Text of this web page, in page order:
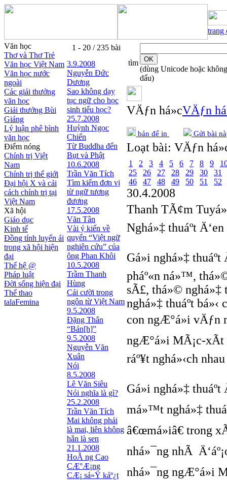
trang
Văn học
Thơ và Thơ Trẻ
Văn học Việt Nam
Văn học nước
ngoài
Các giải thưởng
văn học
Giải thưởng Bùi
Giáng
Lý luận phê bình
văn học
Điểm nóng
Chính trị Việt
Nam
Chính trị thế giới
Đại hội X và cải
cách chính trị tại
Việt Nam
Xã hội
Giáo dục
Kinh tế
Đồng tính luyến ái
trong xã hội hiện
đại
Thế hệ @
Pháp luật
Đời sống hiện đại
Thể thao
talaFemina
1 - 20 / 235 bài
3.9.2008
Nguyễn Ðức
Dương
Sao không dạy
tục ngữ cho học
sinh tiểu học?
25.7.2008
Huỳnh Ngọc
Chiến
Từ Buddha đến
Bụt và Phật
10.6.2008
Trần Văn Tích
Tìm kiếm đơn vị
từ ngữ tương
đương
17.5.2008
Văn Tân
Vài ý kiến về
quyển “Việt ngữ
nghiên cứu” của
ông Phan Khôi
10.5.2008
Trầm Thanh
Hùng
Cái cười trong
ngôn từ Việt Nam
9.5.2008
Đặng Thân
“Bán[h]”
9.5.2008
Nguyễn Văn
Xuân
Nói
8.5.2008
Lê Văn Siêu
Nói nghĩa là gì?
25.2.2008
Trần Văn Tích
Mai không phải
là mai, liên không
hẳn là sen
21.1.2008
HoÃ ng Cao
CÆ°Æ¡ng
CÆ¡ sá»Ÿ káº¿t
tìm
(dùng Unicode hoặc không
dấu)
VÄƒn há»cVÄƒn
bản để in Gửi bài
Loạt bài: VÄƒn
1 2 3 4 5 6 7 8 9
25
26 27 28 29 30
31
46
47 48 49 50 51 52
30.4.2008
Thanh TÃ¢m
Nghá»‡ thuáº­t Ä‘en
Gá»i nghá»‡
pháº«n ná»™,
sÃ£, thá»© nghá»‡
nghá»‡ thuáº­t bá»‹
con ngÆ°á»i vÄƒn
ngÆ°á»i MÃ¡c-xÃ­t
ráº¥t nghá»‹ch
Gá»i nghá»‡
má»™t nghá»‡
â€œmá»iâ€ trong
nhá»¯ng nhÃ
nhá»¯ng ngÆ°á»i